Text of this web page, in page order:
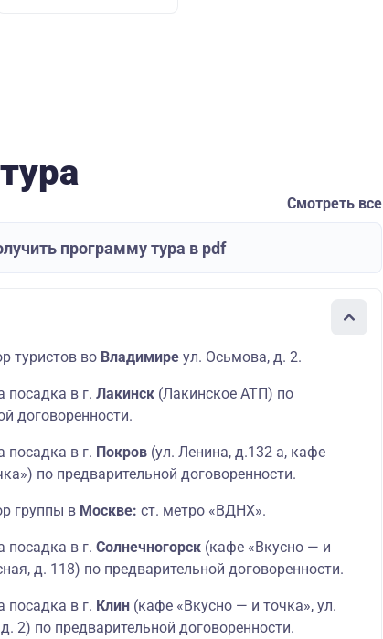
Смотреть все
программу тура в pdf
туристов во Владимире ул. Осьмова, д. 2.
посадка в г. Лакинск (Лакинское АТП) по
договоренности.
посадка в г. Покров (ул. Ленина, д.132 а, кафе
по предварительной договоренности.
группы в Москве: ст. метро «ВДНХ».
посадка в г. Солнечногорск (кафе «Вкусно — и
д. 118) по предварительной договоренности.
посадка в г. Клин (кафе «Вкусно — и точка», ул.
2) по предварительной договоренности.